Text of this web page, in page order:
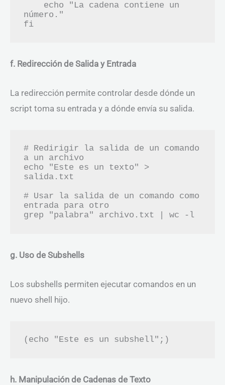
número."
f. Redirección de Salida y Entrada
La redirección permite controlar desde dónde un
script toma su entrada y a dónde envía su salida.
# Redirigir la salida de un comando
a un archivo
echo "Este es un texto" >
salida.txt
# Usar la salida de un comando como
entrada para otro
g. Uso de Subshells
Los subshells permiten ejecutar comandos en un
nuevo shell hijo.
h. Manipulación de Cadenas de Texto